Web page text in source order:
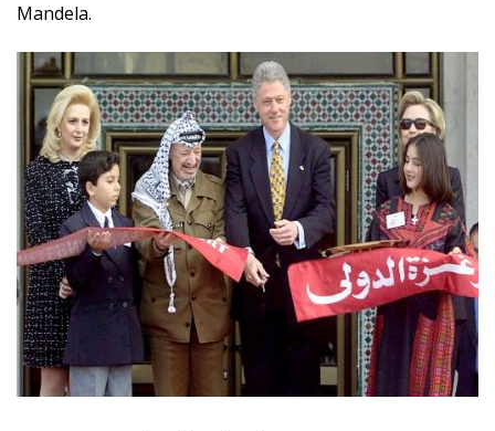
Mandela.